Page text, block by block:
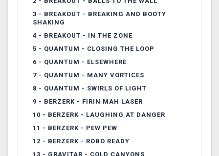
3 - BREAKOUT - BREAKING AND BOOTY
SHAKING
4 - BREAKOUT - IN THE ZONE
5 - QUANTUM - CLOSING THE LOOP
6 - QUANTUM - ELSEWHERE
7 - QUANTUM - MANY VORTICES
8 - QUANTUM - SWIRLS OF LIGHT
9 - BERZERK - FIRIN MAH LASER
10 - BERZERK - LAUGHING AT DANGER
11 - BERZERK - PEW PEW
12 - BERZERK - ROBO READY
13 - GRAVITAR - COLD CANYONS